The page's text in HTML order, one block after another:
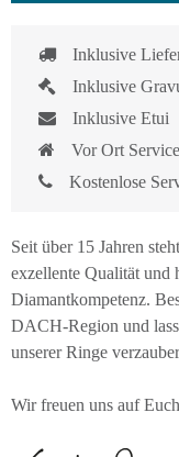
Inklusive
Inklusive
Inklusive Etui
Vor Ort
Kostenlose
Seit über 15 Jahren
exzellente Qualität und
Diamantkompetenz.
DACH-Region und
unserer Ringe
Wir freuen uns auf